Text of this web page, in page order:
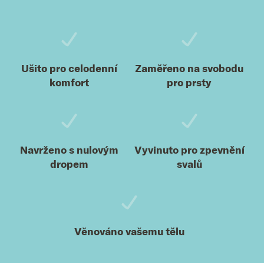
Ušito pro celodenní
komfort
Zaměřeno na svobodu
pro prsty
Navrženo s nulovým
dropem
Vyvinuto pro zpevnění
svalů
Věnováno vašemu tělu